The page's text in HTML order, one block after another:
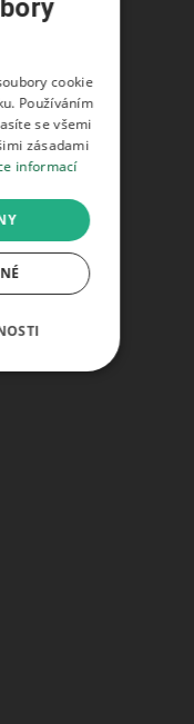
cookie
Používáním
se všemi
zásadami
informací